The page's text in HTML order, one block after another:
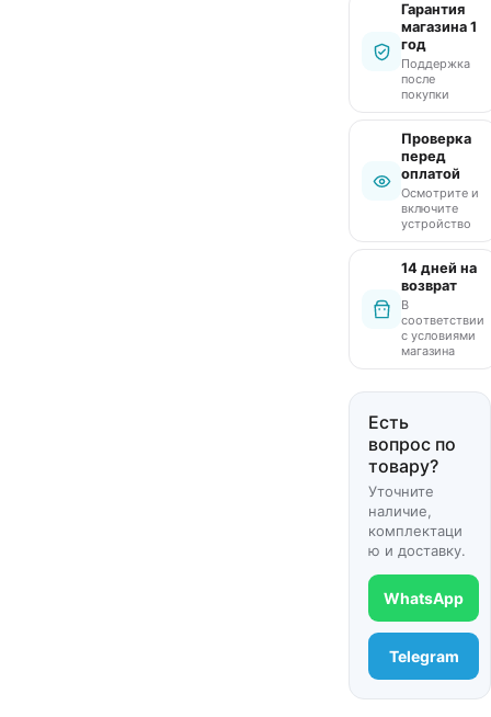
Гарантия
магазина 1
год
Поддержка
после
покупки
Проверка
перед
оплатой
Осмотрите и
включите
устройство
14 дней на
возврат
В
соответствии
с условиями
магазина
Есть
вопрос по
товару?
Уточните
наличие,
комплектаци
ю и доставку.
WhatsApp
Telegram